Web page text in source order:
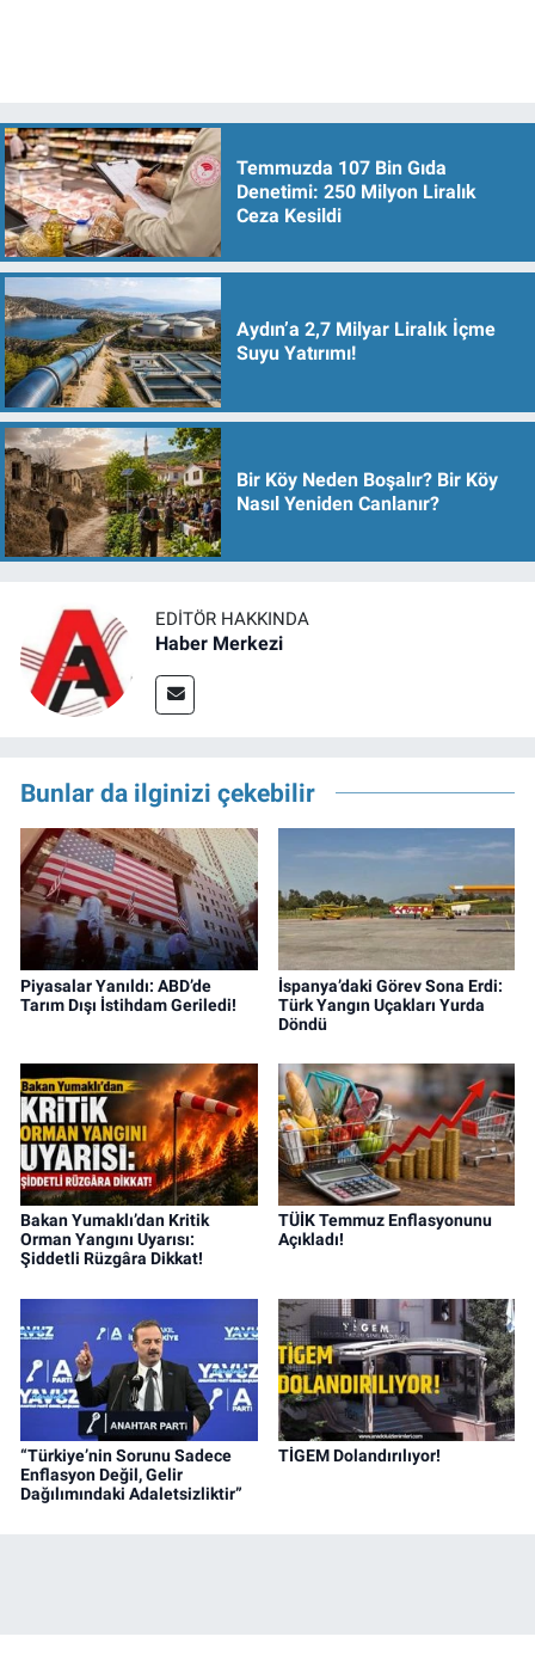
Temmuzda 107 Bin Gıda
Denetimi: 250 Milyon Liralık
Ceza Kesildi
Aydın’a 2,7 Milyar Liralık İçme
Suyu Yatırımı!
Bir Köy Neden Boşalır? Bir Köy
Nasıl Yeniden Canlanır?
EDITÖR HAKKINDA
Haber Merkezi
Bunlar da ilginizi çekebilir
Piyasalar Yanıldı: ABD’de
Tarım Dışı İstihdam Geriledi!
İspanya’daki Görev Sona Erdi:
Türk Yangın Uçakları Yurda
Döndü
Bakan Yumaklı’dan Kritik
Orman Yangını Uyarısı:
Şiddetli Rüzgâra Dikkat!
TÜİK Temmuz Enflasyonunu
Açıkladı!
“Türkiye’nin Sorunu Sadece
Enflasyon Değil, Gelir
Dağılımındaki Adaletsizliktir”
TİGEM Dolandırılıyor!